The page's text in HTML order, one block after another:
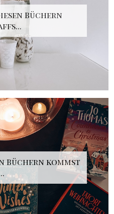
Büchern
Büchern kommst